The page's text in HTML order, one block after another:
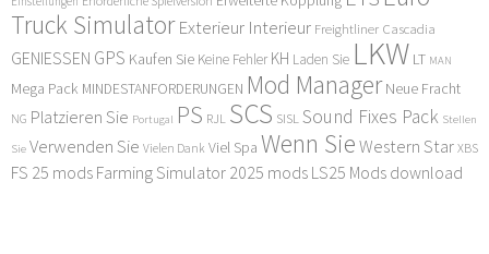
Truck Simulator Exterieur Interieur Freightliner Cascadia
GENIESSEN GPS Kaufen Sie Keine Fehler KH Laden Sie LKW LT MAN
Mega Pack MINDESTANFORDERUNGEN Mod Manager Neue Fracht
NG Platzieren Sie Portugal PS RJL SCS SISLSound Fixes Pack Stellen
Sie Verwenden Sie Vielen Dank Viel Spa Wenn Sie Western Star XBS
FS 25 mods Farming Simulator 2025 mods LS25 Mods download